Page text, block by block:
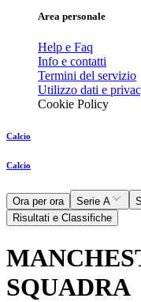
Area personale
Help e Faq
Info e contatti
Termini del servizio
Utilizzo dati e
Cookie Policy
Calcio
Calcio
Ora per ora Serie A
Risultati e Classifiche
SQUADRA